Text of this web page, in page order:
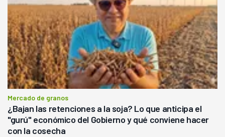
Mercado de granos
¿Bajan las retenciones a la soja? Lo que anticipa el
"gurú" económico del Gobierno y qué conviene hacer
con la cosecha